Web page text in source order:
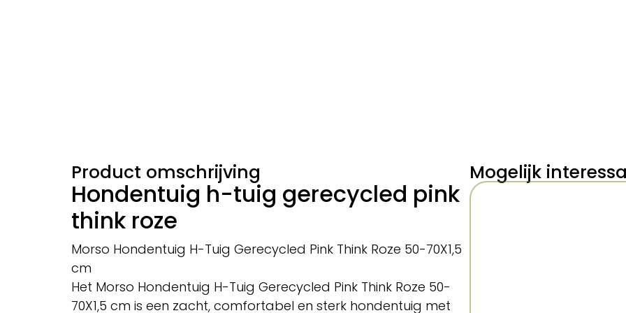
Product omschrijving
Hondentuig h-tuig gerecycled pink
think roze
Morso Hondentuig H-Tuig Gerecycled Pink Think Roze 50-70X1,5
cm
Het Morso Hondentuig H-Tuig Gerecycled Pink Think Roze 50-
70X1,5 cm is een zacht, comfortabel en sterk hondentuig met
Mogelijk